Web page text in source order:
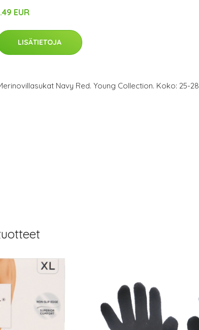
EUR
LISÄTIETOJA
Navy Red. Young Collection. Koko: 25-28